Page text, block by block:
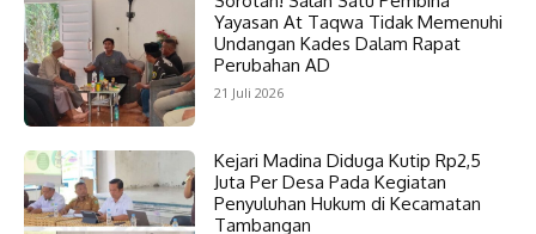
Yayasan At Taqwa Tidak Memenuhi
Undangan Kades Dalam Rapat
Perubahan AD
21 Juli 2026
Kejari Madina Diduga Kutip Rp2,5
Juta Per Desa Pada Kegiatan
Penyuluhan Hukum di Kecamatan
Tambangan